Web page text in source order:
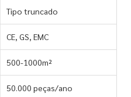
Tipo truncado
CE, GS, EMC
500-1000m²
50.000 peças/ano